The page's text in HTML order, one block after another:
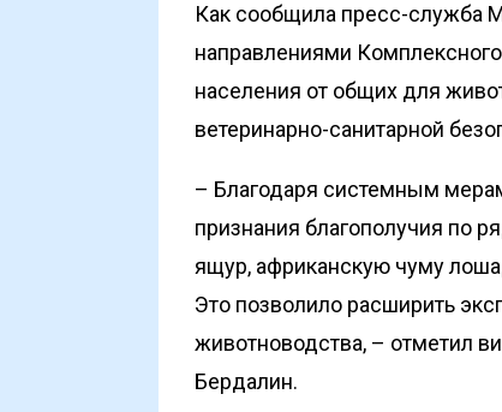
Как сообщила пресс-служба
направлениями
населения от общих для
ветеринарно-санитарной
– Благодаря системным
признания благополучия по
ящур, африканскую чуму
Это позволило расширить
животноводства, – отметил
Бердалин.